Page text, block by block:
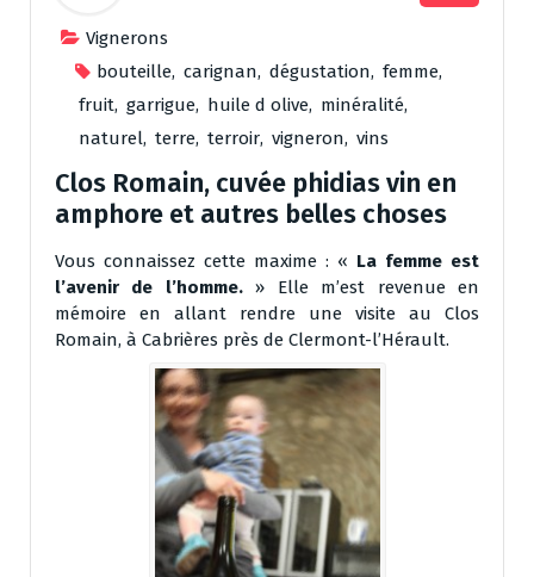
Vignerons
bouteille, carignan, dégustation, femme,
fruit, garrigue, huile d olive, minéralité,
naturel, terre, terroir, vigneron, vins
Clos Romain, cuvée phidias vin en
amphore et autres belles choses
Vous connaissez cette maxime : « La femme est
l’avenir de l’homme.» Elle m’est revenue en
mémoire en allant rendre une visite au Clos
Romain, à Cabrières près de Clermont-l’Hérault.